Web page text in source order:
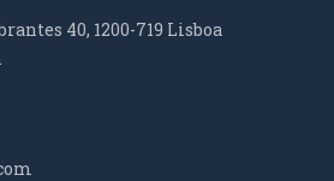
40, 1200-719 Lisboa